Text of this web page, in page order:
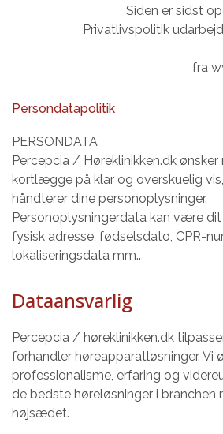
Siden er sidst
Privatlivspolitik
fra
Persondatapolitik
PERSONDATA
Percepcia / Høreklinikken.dk
kortlægge på klar og overskuelig
håndterer dine personoplysninger.
Personoplysningerdata kan være dit
fysisk adresse, fødselsdato, CPR-
lokaliseringsdata mm..
Dataansvarlig
Percepcia / høreklinikken.dk
forhandler høreapparatløsninger. Vi
professionalisme, erfaring og
de bedste høreløsninger i branchen
højsædet.